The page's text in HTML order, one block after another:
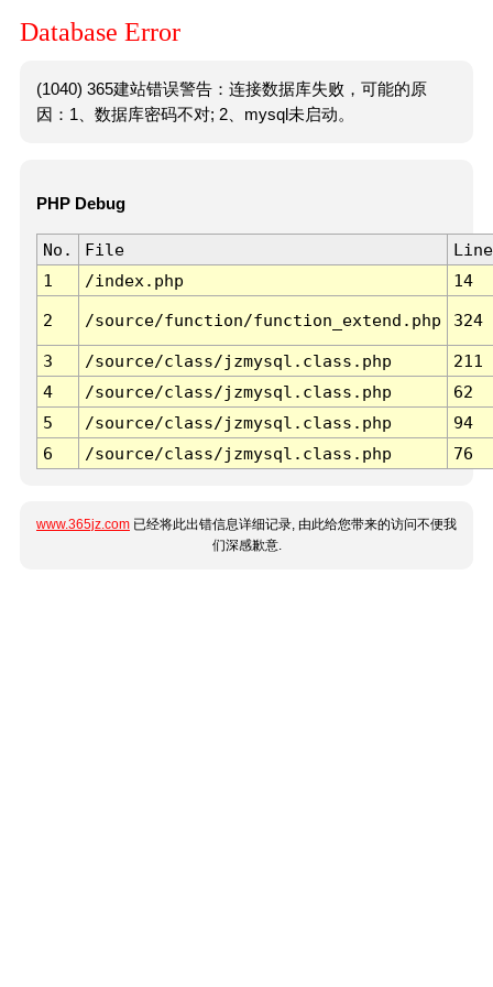
Database Error
(1040) 365建站错误警告：连接数据库失败，可能的原
因：1、数据库密码不对; 2、mysql未启动。
PHP Debug
No. File
Line
1
/index.php 14
2 /source/function/function_extend.php 324
3 /source/class/jzmysql.class.php
211
4
/source/class/jzmysql.class.php
62
5
/source/class/jzmysql.class.php
94
6
/source/class/jzmysql.class.php 76
www.365jz.com 已经将此出错信息详细记录, 由此给您带来的访问不便我
们深感歉意.